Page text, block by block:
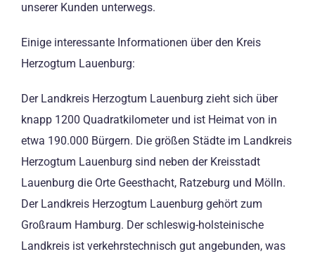
unserer Kunden unterwegs.
Einige interessante Informationen über den Kreis
Herzogtum Lauenburg:
Der Landkreis Herzogtum Lauenburg zieht sich über
knapp 1200 Quadratkilometer und ist Heimat von in
etwa 190.000 Bürgern. Die größen Städte im Landkreis
Herzogtum Lauenburg sind neben der Kreisstadt
Lauenburg die Orte Geesthacht, Ratzeburg und Mölln.
Der Landkreis Herzogtum Lauenburg gehört zum
Großraum Hamburg. Der schleswig-holsteinische
Landkreis ist verkehrstechnisch gut angebunden, was